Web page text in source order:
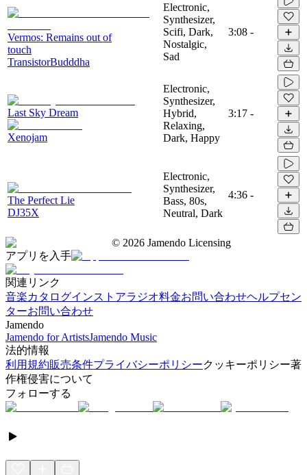
Vermos: Remains out of
touch
TransistorBudddha
Electronic,
Synthesizer,
Scifi, Dark,
Nostalgic,
Sad
3:08 -
Last Sky Dream
Xenojam
Electronic,
Synthesizer,
Hybrid,
Relaxing,
Dark, Happy
3:17 -
The Perfect Lie
DJ35X
Electronic,
Synthesizer,
Bass, 80s,
Neutral, Dark
4:36 -
© 2026 Jamendo Licensing
アプリを入手
関連リンク
音楽カタログインストアラジオ料金お問い合わせヘルプセン
ターお問い合わせ
Jamendo
Jamendo for ArtistsJamendo Music
法的情報
利用規約販売条件プライバシーポリシークッキーポリシー著
作権侵害について
フォローする